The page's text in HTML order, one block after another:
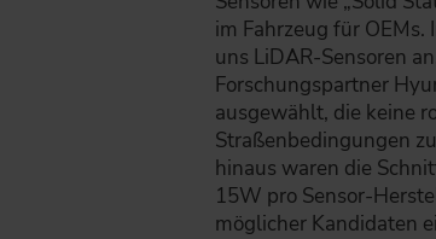
im Fahrzeug für
uns LiDAR-Sensoren
Forschungspartner
ausgewählt, die keine
Straßenbedingungen
hinaus waren die
15W pro Sensor-
möglicher Kandidaten